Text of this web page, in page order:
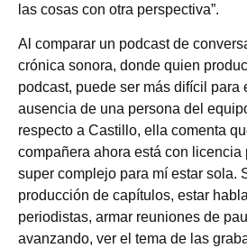
las cosas con otra perspectiva”.
Al comparar un podcast de
crónica sonora, donde quien
podcast, puede ser más difícil para
ausencia de una persona del
respecto a Castillo, ella comenta
compañera ahora está con licencia
super complejo para mí estar sola.
producción de capítulos, estar
periodistas, armar reuniones de
avanzando, ver el tema de las